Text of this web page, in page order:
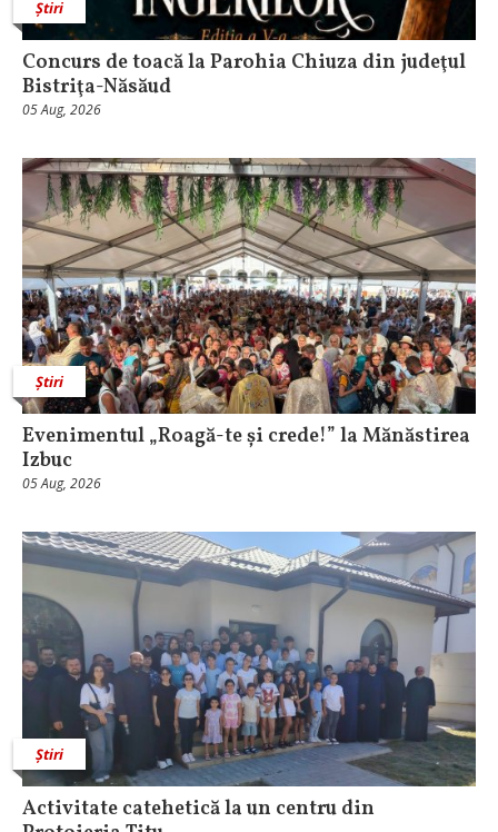
Știri
​Concurs de toacă la Parohia Chiuza din judeţul
Bistriţa-Năsăud
05 Aug, 2026
Știri
Evenimentul „Roagă-te și crede!” la Mănăstirea
Izbuc
05 Aug, 2026
Știri
Activitate catehetică la un centru din